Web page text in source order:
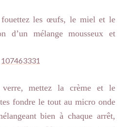
les œufs, le miel et le
d’un mélange mousseux et
mettez la crème et le
fondre le tout au micro onde
bien à chaque arrêt,